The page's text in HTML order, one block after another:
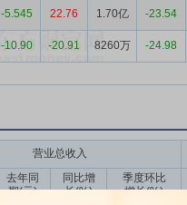
-5.545 22.76 1.70亿 -23.54
-10.90 -20.91 8260万 -24.98
营业总收入
去年同
期(元)
同比增
长(%)
季度环比
增长(%)